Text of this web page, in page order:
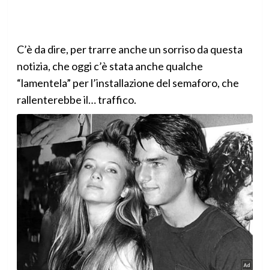
C’è da dire, per trarre anche un sorriso da questa
notizia, che oggi c’è stata anche qualche
“lamentela” per l’installazione del semaforo, che
rallenterebbe il… traffico.